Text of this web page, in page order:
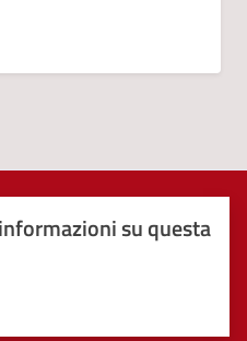
su questa
su 5
5